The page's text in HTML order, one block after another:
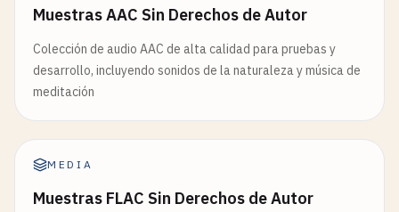
Muestras AAC Sin Derechos de Autor
Colección de audio AAC de alta calidad para pruebas y
desarrollo, incluyendo sonidos de la naturaleza y música de
meditación
MEDIA
Muestras FLAC Sin Derechos de Autor